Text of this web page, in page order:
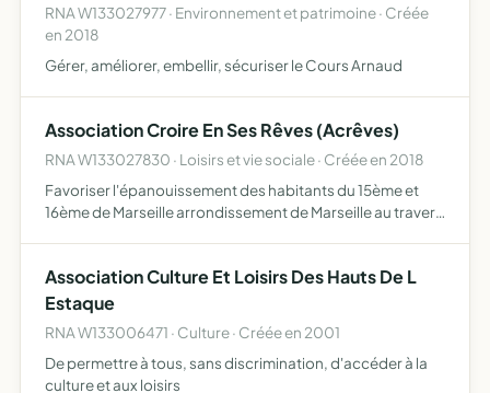
RNA W133027977 · Environnement et patrimoine · Créée
en 2018
Gérer, améliorer, embellir, sécuriser le Cours Arnaud
Association Croire En Ses Rêves (Acrêves)
RNA W133027830 · Loisirs et vie sociale · Créée en 2018
Favoriser l'épanouissement des habitants du 15ème et
16ème de Marseille arrondissement de Marseille au travers
Association Culture Et Loisirs Des Hauts De L
Estaque
RNA W133006471 · Culture · Créée en 2001
De permettre à tous, sans discrimination, d'accéder à la
culture et aux loisirs